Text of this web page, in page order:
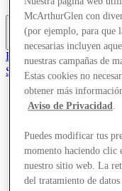
Más
El Club
Salvado
es
Tiendas
Planifica tu visita
¿Qué pasa?
Tarjetas regalo
Servicios
McArthurGlen con
(por ejemplo, para que
necesarias incluyen
nuestras campañas de
Estas cookies no
obtener más
Aviso de Privacidad.
Puedes modificar tus
momento haciendo clic
nuestro sitio web. La
del tratamiento de